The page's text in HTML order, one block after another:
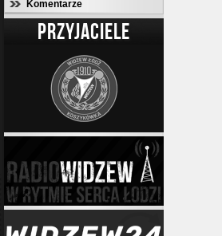
Komentarze
PRZYJACIELE